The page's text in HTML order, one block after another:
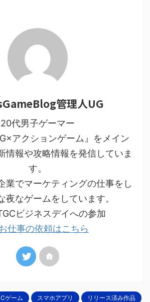
管理人UG
20代男子ゲーマー
アクションゲーム』をメイン
情報や攻略情報を発信していま
す。
業でマーケティングの仕事をし
夜なゲームをしています。
ビジネスデイへの参加
仕事の依頼はこちら
ゲーム スマホアプリ リリース済み作品